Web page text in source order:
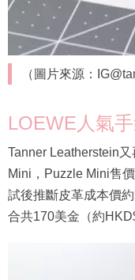
（圖片來源：
LOEWE人氣
Tanner Leatherstein
Mini，Puzzle Mini售
試後推斷皮革成本價
合共170美金（約